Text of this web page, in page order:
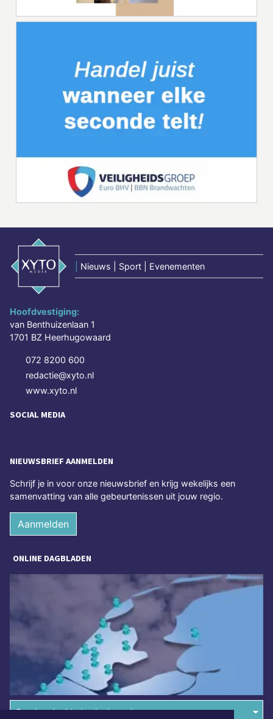
Nieuws | Sport | Evenementen
Hoofdvestiging:
van Benthuizenlaan 1
1701 BZ Heerhugowaard
072 8200 600
redactie@xyto.nl
www.xyto.nl
SOCIAL MEDIA
NIEUWSBRIEF AANMELDEN
Schrijf je in voor onze nieuwsbrief en krijg wekelijks een
samenvatting van alle gebeurtenissen uit jouw regio.
Aanmelden
ONLINE DAGBLADEN
Overige dagbladen in de regio